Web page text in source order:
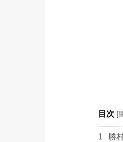
目次 [
1 勝